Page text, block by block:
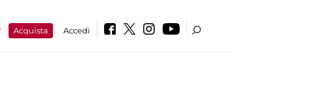
Acquista Accedi